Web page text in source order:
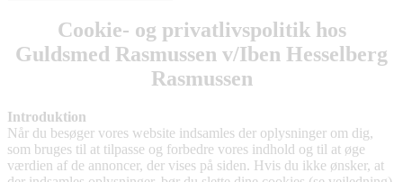
Cookie- og privatlivspolitik hos
Guldsmed Rasmussen v/Iben Hesselberg
Rasmussen
Introduktion
Når du besøger vores website indsamles der oplysninger om dig,
som bruges til at tilpasse og forbedre vores indhold og til at øge
værdien af de annoncer, der vises på siden. Hvis du ikke ønsker, at